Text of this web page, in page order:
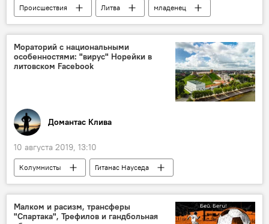
Происшествия Литва младенец
Мораторий с национальными
особенностями: "вирус" Норейки в
литовском Facebook
Домантас Клива
10 августа 2019, 13:10
Колумнисты Гитанас Науседа
Малком и расизм, трансферы
"Спартака", Трефилов и гандбольная